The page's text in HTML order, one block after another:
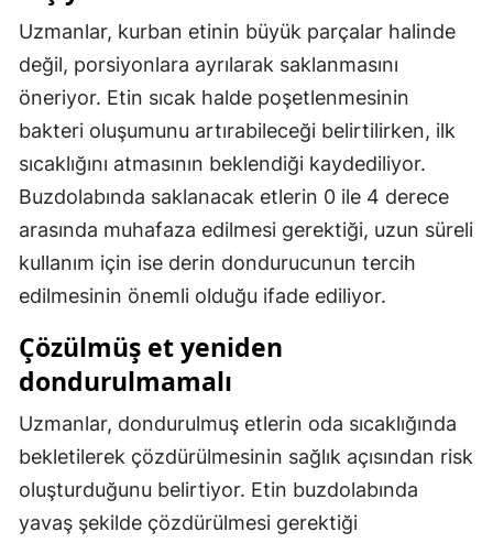
Malatya
Manisa
Kahramanmaraş
Mardin
Muş
Nevşehir
Niğde
Ordu
Rize
Sakarya
Samsun
Uzmanlar, kurban etinin büyük parçalar halinde
değil, porsiyonlara ayrılarak saklanmasını
öneriyor. Etin sıcak halde poşetlenmesinin
bakteri oluşumunu artırabileceği belirtilirken, ilk
sıcaklığını atmasının beklendiği kaydediliyor.
Buzdolabında saklanacak etlerin 0 ile 4 derece
arasında muhafaza edilmesi gerektiği, uzun süreli
kullanım için ise derin dondurucunun tercih
edilmesinin önemli olduğu ifade ediliyor.
Çözülmüş et yeniden
dondurulmamalı
Uzmanlar, dondurulmuş etlerin oda sıcaklığında
bekletilerek çözdürülmesinin sağlık açısından risk
oluşturduğunu belirtiyor. Etin buzdolabında
yavaş şekilde çözdürülmesi gerektiği